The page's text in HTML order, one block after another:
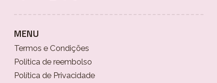
MENU
Termos e Condições
Politica de reembolso
Política de Privacidade